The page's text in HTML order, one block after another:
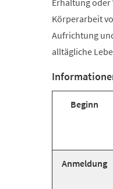
Erhaltung
Körperarbeit
Aufrichtung
alltägliche
Beginn
Anmeldung